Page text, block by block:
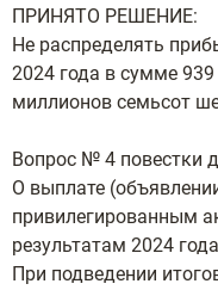
ПРИНЯТО РЕШЕНИЕ:
Не распределять
2024 года в сумме
миллионов семьсот
Вопрос № 4 повестки
О выплате
привилегированным
результатам 2024
При подведении